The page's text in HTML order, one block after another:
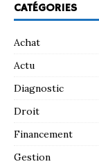
CATÉGORIES
Achat
Actu
Diagnostic
Droit
Financement
Gestion